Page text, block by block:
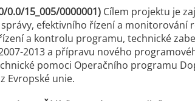
0.0/15_005/0000001) Cílem projektu je
efektivního řízení a monitorování
a kontrolu programu, technické
2013 a přípravu nového
pomoci Operačního programu
Evropské unie.